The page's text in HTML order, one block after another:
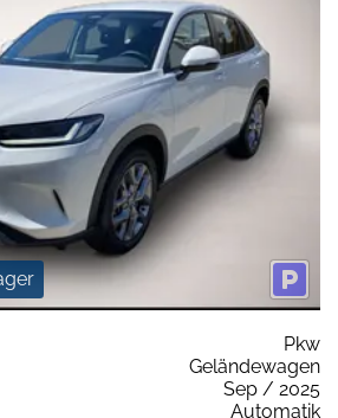
Pkw
Geländewagen
Sep / 2025
Automatik